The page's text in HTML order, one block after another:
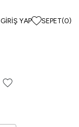
GIRIŞ YAP SEPET(0)